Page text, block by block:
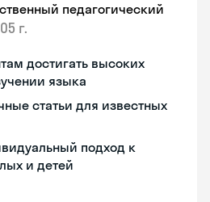
педагогический
г.
достигать высоких
языка
статьи для известных
подход к
и детей